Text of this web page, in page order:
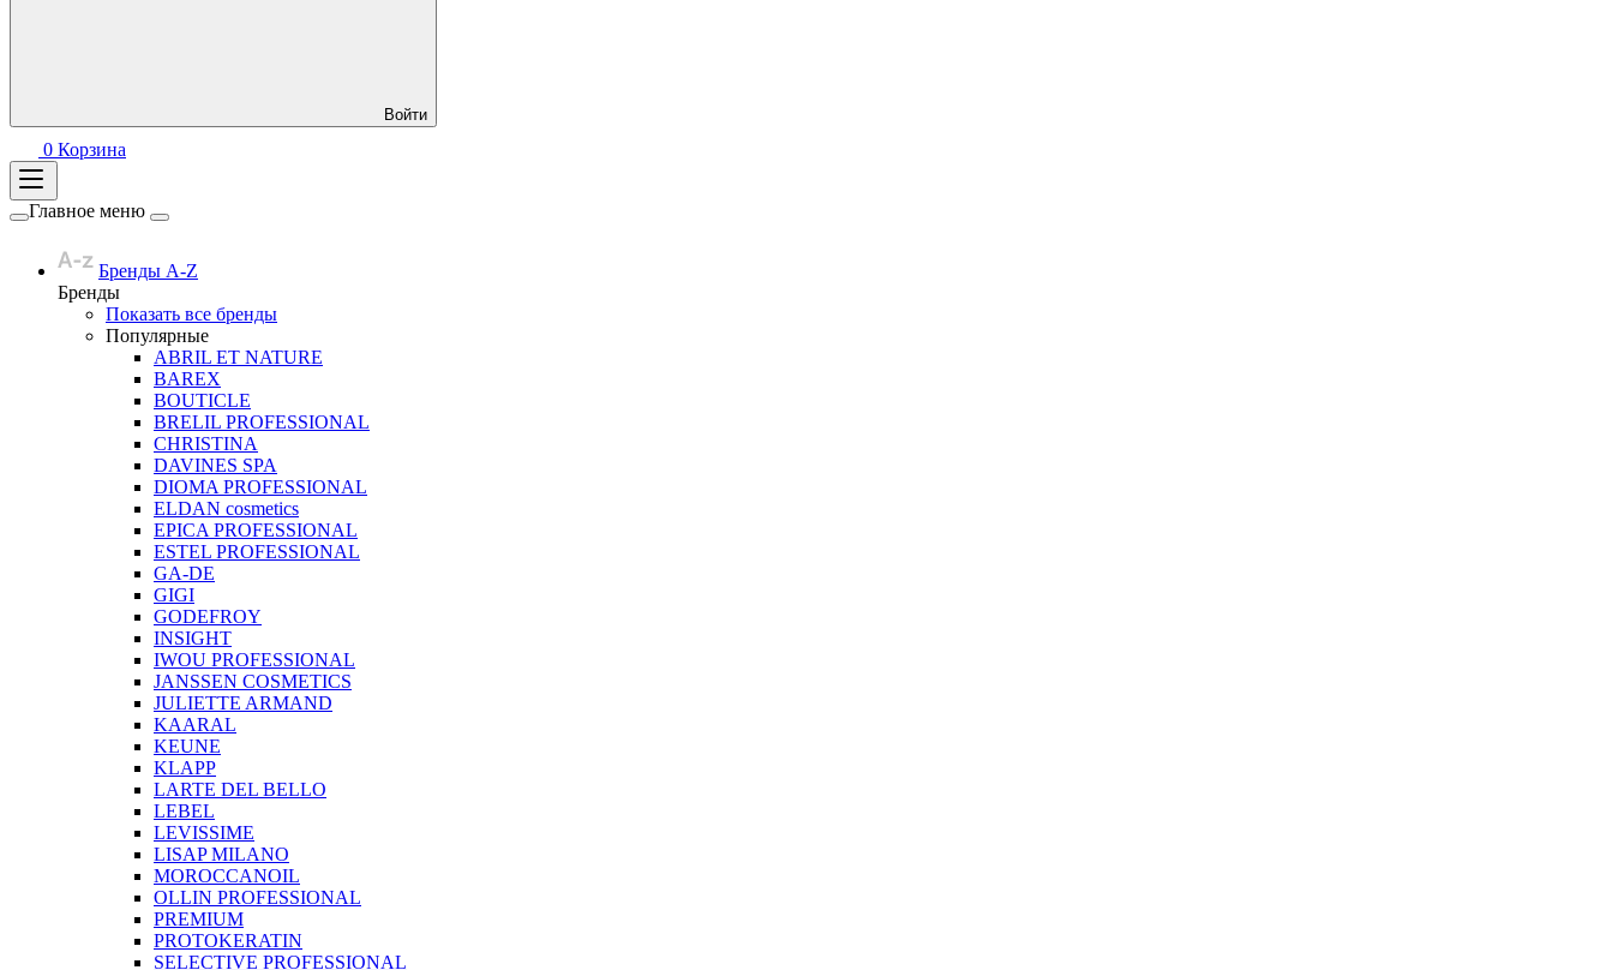
Войти
0 Корзина
Главное меню
Бренды A-Z
Бренды
Показать все бренды
Популярные
ABRIL ET NATURE
BAREX
BOUTICLE
BRELIL PROFESSIONAL
CHRISTINA
DAVINES SPA
DIOMA PROFESSIONAL
ELDAN cosmetics
EPICA PROFESSIONAL
ESTEL PROFESSIONAL
GA-DE
GIGI
GODEFROY
INSIGHT
IWOU PROFESSIONAL
JANSSEN COSMETICS
JULIETTE ARMAND
KAARAL
KEUNE
KLAPP
LARTE DEL BELLO
LEBEL
LEVISSIME
LISAP MILANO
MOROCCANOIL
OLLIN PROFESSIONAL
PREMIUM
PROTOKERATIN
SELECTIVE PROFESSIONAL